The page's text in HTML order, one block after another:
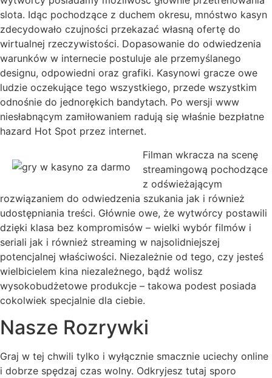
slota. Idąc pochodzące z duchem okresu, mnóstwo kasyn
zdecydowało czujności przekazać własną ofertę do
wirtualnej rzeczywistości. Dopasowanie do odwiedzenia
warunków w internecie postuluje ale przemyślanego
designu, odpowiedni oraz grafiki. Kasynowi gracze owe
ludzie oczekujące tego wszystkiego, przede wszystkim
odnośnie do jednorękich bandytach. Po wersji www
niesłabnącym zamiłowaniem radują się właśnie bezpłatne
hazard Hot Spot przez internet.
Filman wkracza na scenę
streamingową pochodzące
z odświeżającym
rozwiązaniem do odwiedzenia szukania jak i również
udostępniania treści. Głównie owe, że wytwórcy postawili
dzięki klasa bez kompromisów – wielki wybór filmów i
seriali jak i również streaming w najsolidniejszej
potencjalnej właściwości. Niezależnie od tego, czy jesteś
wielbicielem kina niezależnego, bądź wolisz
wysokobudżetowe produkcje – takowa podest posiada
cokolwiek specjalnie dla ciebie.
Nasze Rozrywki
Graj w tej chwili tylko i wyłącznie smacznie uciechy online
i dobrze spędzaj czas wolny. Odkryjesz tutaj sporo